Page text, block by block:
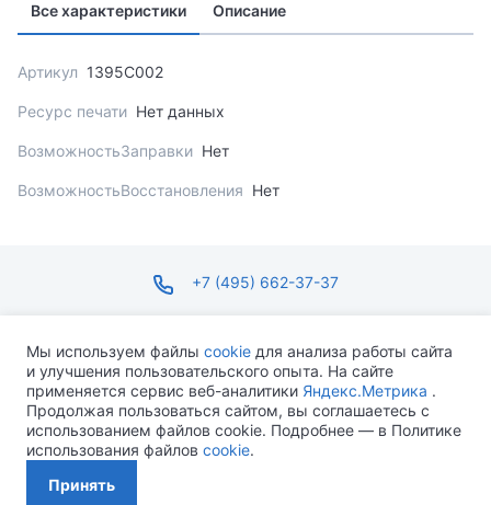
Все характеристики Описание
Артикул 1395C002
Ресурс печати Нет данных
ВозможностьЗаправки Нет
ВозможностьВосстановления Нет
+7 (495) 662-37-37
ПН-ПТ С 09:00 ДО 18:00 СБ-ВС ВЫХОДНОЙ
Мы используем файлы cookie для анализа работы сайта
и улучшения пользовательского опыта. На сайте
применяется сервис веб-аналитики Яндекс.Метрика .
Продолжая пользоваться сайтом, вы соглашаетесь с
использованием файлов cookie. Подробнее — в Политике
использования файлов cookie.
Принять